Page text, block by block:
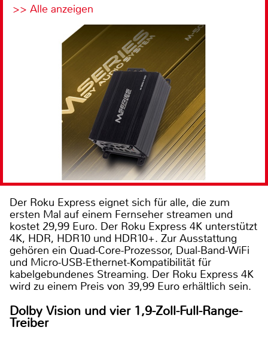
>> Alle anzeigen
Der Roku Express eignet sich für alle, die zum
ersten Mal auf einem Fernseher streamen und
kostet 29,99 Euro. Der Roku Express 4K unterstützt
4K, HDR, HDR10 und HDR10+. Zur Ausstattung
gehören ein Quad-Core-Prozessor, Dual-Band-WiFi
und Micro-USB-Ethernet-Kompatibilität für
kabelgebundenes Streaming. Der Roku Express 4K
wird zu einem Preis von 39,99 Euro erhältlich sein.
Dolby Vision und vier 1,9-Zoll-Full-Range-
Treiber